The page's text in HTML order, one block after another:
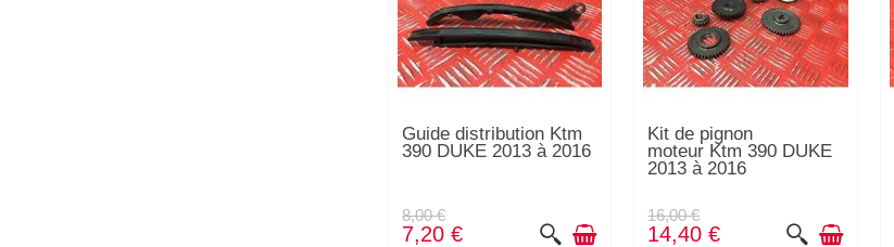
Guide distribution Ktm
390 DUKE 2013 à 2016
8,00 €
7,20 €
Kit de pignon
moteur Ktm 390 DUKE
2013 à 2016
16,00 €
14,40 €